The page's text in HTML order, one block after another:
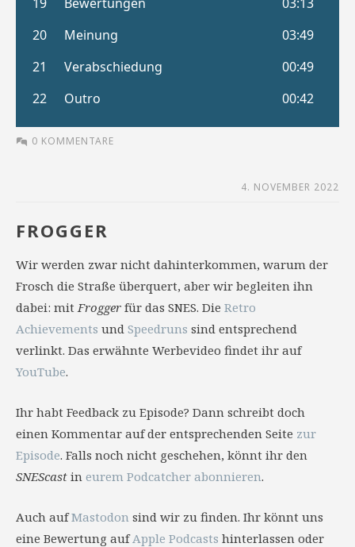
0 KOMMENTARE
4. NOVEMBER 2022
FROGGER
Wir werden zwar nicht dahinterkommen, warum der
Frosch die Straße überquert, aber wir begleiten ihn
dabei: mitFrogger für das SNES. Die Retro
Achievements und Speedruns sind entsprechend
verlinkt. Das erwähnte Werbevideo findet ihr auf
YouTube.
Ihr habt Feedback zu Episode? Dann schreibt doch
einen Kommentar auf der entsprechenden Seite zur
Episode. Falls noch nicht geschehen, könnt ihr den
SNEScast in eurem Podcatcher abonnieren.
Auch aufMastodon sind wir zu finden. Ihr könnt uns
eine Bewertung aufApple Podcasts hinterlassen oder